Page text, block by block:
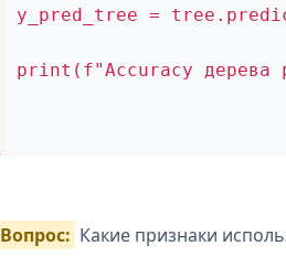
y_pred_tree =
print(f"Accuracy дерева
Вопрос: Какие признаки